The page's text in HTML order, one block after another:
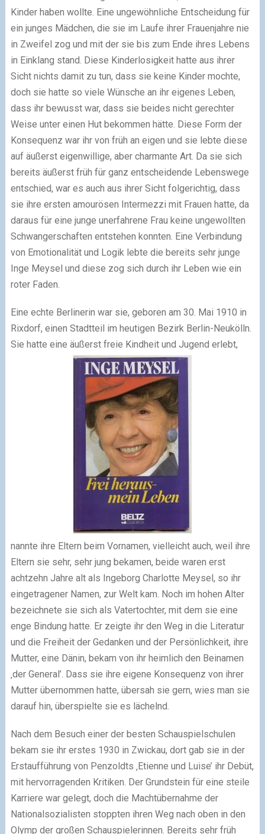
Kinder haben wollte. Eine ungewöhnliche Entscheidung für
ein junges Mädchen, die sie im Laufe ihrer Frauenjahre nie
in Zweifel zog und mit der sie bis zum Ende ihres Lebens
in Einklang stand. Diese Kinderlosigkeit hatte aus ihrer
Sicht nichts damit zu tun, dass sie keine Kinder mochte,
doch sie hatte so viele Wünsche an ihr eigenes Leben,
dass ihr bewusst war, dass sie beides nicht gerechter
Weise unter einen Hut bekommen hätte. Diese Form der
Konsequenz war ihr von früh an eigen und sie lebte diese
auf äußerst eigenwillige, aber charmante Art. Da sie sich
bereits äußerst früh für ganz entscheidende Lebenswege
entschied, war es auch aus ihrer Sicht folgerichtig, dass
sie ihre ersten amourösen Intermezzi mit Frauen hatte, da
daraus für eine junge unerfahrene Frau keine ungewollten
Schwangerschaften entstehen konnten. Eine Verbindung
von Emotionalität und Logik lebte die bereits sehr junge
Inge Meysel und diese zog sich durch ihr Leben wie ein
roter Faden.
Eine echte Berlinerin war sie, geboren am 30. Mai 1910 in
Rixdorf, einen Stadtteil im heutigen Bezirk Berlin-Neukölln.
Sie hatte eine äußerst freie Kindheit und Jugend erlebt,
nannte ihre Eltern beim Vornamen, vielleicht auch, weil ihre
Eltern sie sehr, sehr jung bekamen, beide waren erst
achtzehn Jahre alt als Ingeborg Charlotte Meysel, so ihr
eingetragener Namen, zur Welt kam. Noch im hohen Alter
bezeichnete sie sich als Vatertochter, mit dem sie eine
enge Bindung hatte. Er zeigte ihr den Weg in die Literatur
und die Freiheit der Gedanken und der Persönlichkeit, ihre
Mutter, eine Dänin, bekam von ihr heimlich den Beinamen
‚der General’. Dass sie ihre eigene Konsequenz von ihrer
Mutter übernommen hatte, übersah sie gern, wies man sie
darauf hin, überspielte sie es lächelnd.
Nach dem Besuch einer der besten Schauspielschulen
bekam sie ihr erstes 1930 in Zwickau, dort gab sie in der
Erstaufführung von Penzoldts ‚Etienne und Luise’ ihr Debüt,
mit hervorragenden Kritiken. Der Grundstein für eine steile
Karriere war gelegt, doch die Machtübernahme der
Nationalsozialisten stoppten ihren Weg nach oben in den
Olymp der großen Schauspielerinnen. Bereits sehr früh